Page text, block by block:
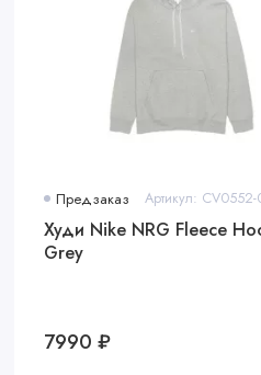
что делает модель более
Air Jordan 1 Low "Olive Grey" —
кто ищет баланс между
трендами. Эти кроссовки
образа, так и для
Предзаказ
Артикул:
Худи Nike NRG Fleece
Grey
7990 ₽